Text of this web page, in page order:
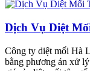
Dịch Vụ Diệt
Công ty diệt mối Hà
bằng phương án xử